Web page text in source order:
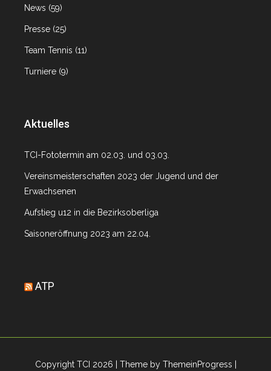
News (59)
Presse (25)
Team Tennis (11)
Turniere (9)
Aktuelles
TCI-Fototermin am 02.03. und 03.03.
Vereinsmeisterschaften 2023 der Jugend und der
Erwachsenen
Aufstieg u12 in die Bezirksoberliga
Saisoneröffnung 2023 am 22.04.
ATP
Copyright TCI 2026 | Theme by ThemeinProgress